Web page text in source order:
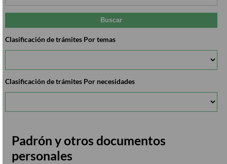
Clasificación de trámites Por temas
Clasificación de trámites Por necesidades
Padrón y otros documentos
personales